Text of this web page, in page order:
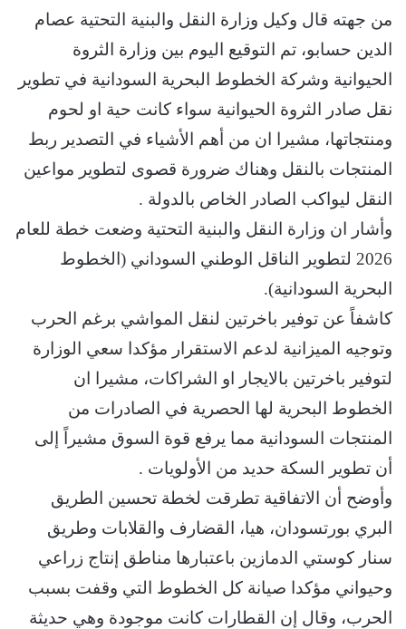
من جهته قال وكيل وزارة النقل والبنية التحتية عصام
الدين حسابو، تم التوقيع اليوم بين وزارة الثروة
الحيوانية وشركة الخطوط البحرية السودانية في تطوير
نقل صادر الثروة الحيوانية سواء كانت حية او لحوم
ومنتجاتها، مشيرا ان من أهم الأشياء في التصدير ربط
المنتجات بالنقل وهناك ضرورة قصوى لتطوير مواعين
النقل ليواكب الصادر الخاص بالدولة .
وأشار ان وزارة النقل والبنية التحتية وضعت خطة للعام
2026 لتطوير الناقل الوطني السوداني (الخطوط
البحرية السودانية).
كاشفاً عن توفير باخرتين لنقل المواشي برغم الحرب
وتوجيه الميزانية لدعم الاستقرار مؤكدا سعي الوزارة
لتوفير باخرتين بالايجار او الشراكات، مشيرا ان
الخطوط البحرية لها الحصرية في الصادرات من
المنتجات السودانية مما يرفع قوة السوق مشيراً إلى
أن تطوير السكة حديد من الأولويات .
وأوضح أن الاتفاقية تطرقت لخطة تحسين الطريق
البري بورتسودان، هيا، القضارف والقلابات وطريق
سنار كوستي الدمازين باعتبارها مناطق إنتاج زراعي
وحيواني مؤكدا صيانة كل الخطوط التي وقفت بسبب
الحرب، وقال إن القطارات كانت موجودة وهي حديثة